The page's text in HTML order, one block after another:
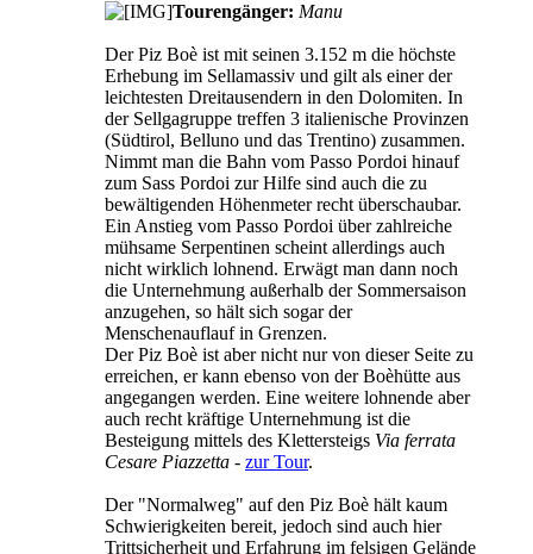
Tourengänger: Manu
Der Piz Boè ist mit seinen 3.152 m die höchste
Erhebung im Sellamassiv und gilt als einer der
leichtesten Dreitausendern in den Dolomiten. In
der Sellgagruppe treffen 3 italienische Provinzen
(Südtirol, Belluno und das Trentino) zusammen.
Nimmt man die Bahn vom Passo Pordoi hinauf
zum Sass Pordoi zur Hilfe sind auch die zu
bewältigenden Höhenmeter recht überschaubar.
Ein Anstieg vom Passo Pordoi über zahlreiche
mühsame Serpentinen scheint allerdings auch
nicht wirklich lohnend. Erwägt man dann noch
die Unternehmung außerhalb der Sommersaison
anzugehen, so hält sich sogar der
Menschenauflauf in Grenzen.
Der Piz Boè ist aber nicht nur von dieser Seite zu
erreichen, er kann ebenso von der Boèhütte aus
angegangen werden. Eine weitere lohnende aber
auch recht kräftige Unternehmung ist die
Besteigung mittels des Klettersteigs Via ferrata
Cesare Piazzetta - zur Tour.
Der "Normalweg" auf den Piz Boè hält kaum
Schwierigkeiten bereit, jedoch sind auch hier
Trittsicherheit und Erfahrung im felsigen Gelände